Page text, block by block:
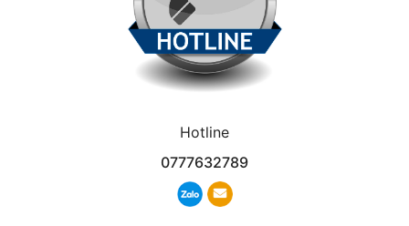
Hotline
0777632789